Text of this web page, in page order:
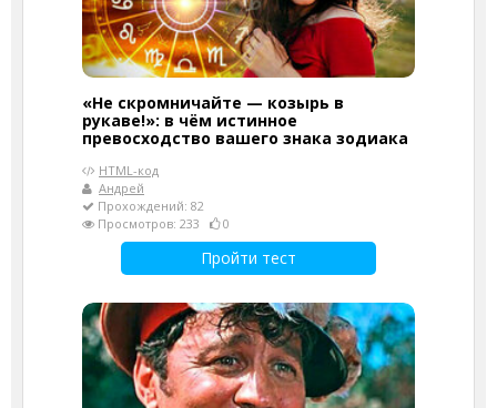
«Не скромничайте — козырь в
рукаве!»: в чём истинное
превосходство вашего знака зодиака
HTML-код
Андрей
Прохождений: 82
Просмотров: 233
0
Пройти тест